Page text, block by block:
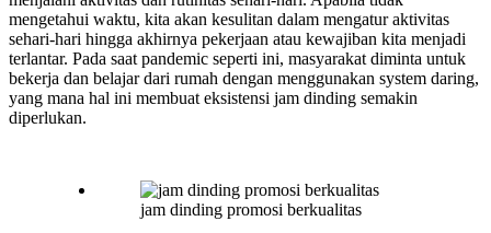
mengetahui waktu, kita akan kesulitan dalam mengatur aktivitas
sehari-hari hingga akhirnya pekerjaan atau kewajiban kita menjadi
terlantar. Pada saat pandemic seperti ini, masyarakat diminta untuk
bekerja dan belajar dari rumah dengan menggunakan system daring,
yang mana hal ini membuat eksistensi jam dinding semakin
diperlukan.
jam dinding promosi berkualitas